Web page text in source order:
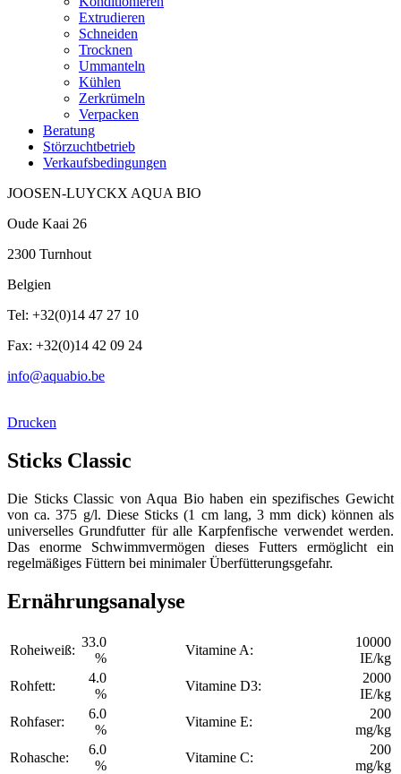
Extrudieren
Schneiden
Trocknen
Ummanteln
Kühlen
Zerkrümeln
Verpacken
Beratung
Störzuchtbetrieb
Verkaufsbedingungen
JOOSEN-LUYCKX AQUA BIO
Oude Kaai 26
2300 Turnhout
Belgien
Tel: +32(0)14 47 27 10
Fax: +32(0)14 42 09 24
info@aquabio.be
Drucken
Sticks Classic
Die Sticks Classic von Aqua Bio haben ein spezifisches Gewicht
von ca. 375 g/l. Diese Sticks (1 cm lang, 3 mm dick) können als
universelles Grundfutter für alle Karpfenfische verwendet werden.
Das enorme Schwimmvermögen dieses Futters ermöglicht ein
regelmäßiges Füttern bei minimaler Überfütterungsgefahr.
Ernährungsanalyse
Roheiweiß:
33.0
%
Vitamine A:
10000
IE/kg
Rohfett:
4.0
%
Vitamine D3:
2000
IE/kg
Rohfaser:
6.0
%
Vitamine E:
200
mg/kg
Rohasche:
6.0
%
Vitamine C:
200
mg/kg